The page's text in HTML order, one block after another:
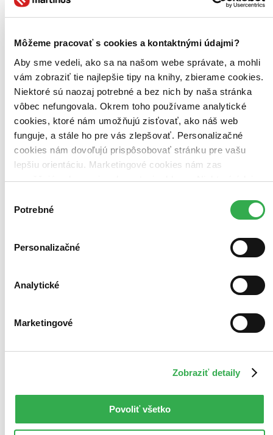
Môžeme pracovať s cookies a kontaktnými údajmi?
Aby sme vedeli, ako sa na našom webe správate, a mohli
vám zobraziť tie najlepšie tipy na knihy, zbierame cookies.
Niektoré sú naozaj potrebné a bez nich by naša stránka
vôbec nefungovala. Okrem toho používame analytické
cookies, ktoré nám umožňujú zisťovať, ako náš web
funguje, a stále ho pre vás zlepšovať. Personalizačné
cookies nám dovoľujú prispôsobovať stránku pre vašu
lepšiu orientáciu. Marketingové cookies nám zas
umožňujú zobrazenie relevantnej reklamy. Niektoré údaje
keby sme mohli používať všetky tieto cookies. Ďakujeme!
súhlasu
Potrebné
Personalizačné
Analytické
Marketingové
Zobraziť detaily
Povoliť všetko
E-kniha: PDF (1 titul)
E-kniha: EPUB (1 titul)E-kniha: EPUB1
Do 4 € (0 titulov)Do 4 €
Od 4 do 8 € (0 titulov)Od 4 do 8 €
Od 8 do 12 € (0 titulov)Od 8 do 12 €
Od 12 do 16 € (0 titulov)
Od 12 do 16 €
Viac ako 16 € (0 titulov)
Viac ako 16 €
Ďalšie možnosti
Zúžiť výber
Zoradiť
Top hodnotené
Novinky
Najvyššia zľava
Použité filtre
Zrušiť filtre